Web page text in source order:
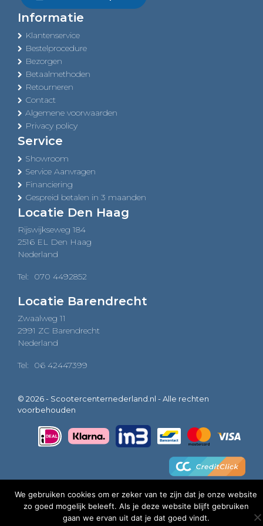
Informatie
Klantenservice
Bestelprocedure
Bezorgen
Betaalmethoden
Retourneren
Contact
Algemene voorwaarden
Privacy policy
Service
Showroom
Service Aanvragen
Financiering
Gespreid betalen in 3 maanden
Locatie Den Haag
Rijswijkseweg 184
2516 EL Den Haag
Nederland
Tel: 070 4492852
Locatie Barendrecht
Zwaalweg 11
2991 ZC Barendrecht
Nederland
Tel: 06 42447399
© 2026 - Scootercenternederland.nl - Alle rechten
voorbehouden
We gebruiken cookies om er zeker van te zijn dat je onze website
zo goed mogelijk beleeft. Als je deze website blijft gebruiken
gaan we ervan uit dat je dat goed vindt.